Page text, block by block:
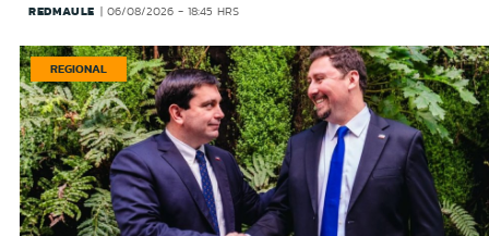
REDMAULE 06/08/2026 - 18:45 HRS
REGIONAL